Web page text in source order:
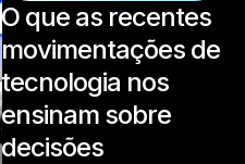
O que as recentes
movimentações de
tecnologia nos
ensinam sobre
decisões